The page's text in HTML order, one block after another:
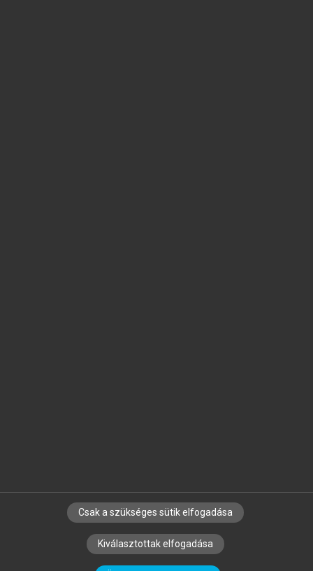
SZERZŐKNEK CÉGEKNEK KÖNYVTÁROSOKNAK
SZERKESZTÉSI ÉS LEKTORÁLÁSI ALAPELVEK
Csak a szükséges sütik elfogadása
Kiválasztottak elfogadása